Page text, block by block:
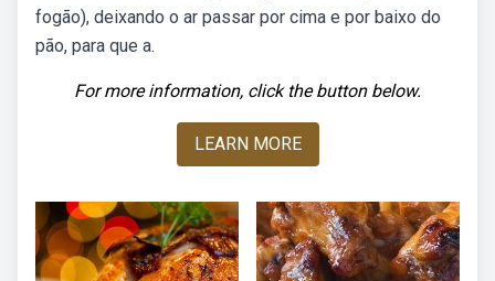
fogão), deixando o ar passar por cima e por baixo do
pão, para que a.
For more information, click the button below.
LEARN MORE